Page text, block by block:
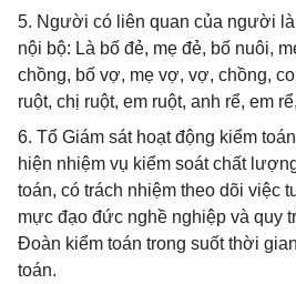
5. Người có liên quan của người
nội bộ: Là bố đẻ, mẹ đẻ, bố nuôi,
chồng, bố vợ, mẹ vợ, vợ, chồng,
ruột, chị ruột, em ruột, anh rể, em
6. Tổ Giám sát hoạt động kiểm
hiện nhiệm vụ kiểm soát chất
toán, có trách nhiệm theo dõi việc
mực đạo đức nghề nghiệp và quy
Đoàn kiểm toán trong suốt thời
toán.